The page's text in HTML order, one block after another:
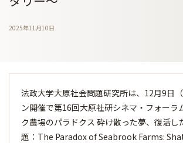
2025年11月10日
法政大学大原社会問題研究所は、12月9日
ン開催で第16回大原社研シネマ・フォーラ
ク農場のパラドクス 砕け散った夢、復活し
題：The Paradox of Seabrook Farms: